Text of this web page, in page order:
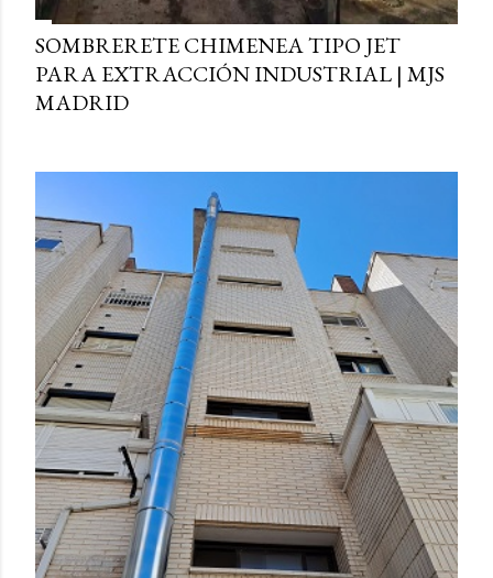
SOMBRERETE CHIMENEA TIPO JET
PARA EXTRACCIÓN INDUSTRIAL | MJS
MADRID